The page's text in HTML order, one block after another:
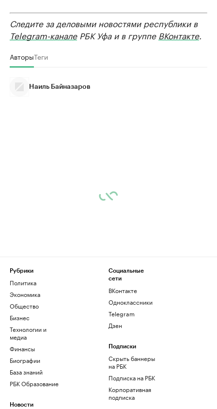
Следите за деловыми новостями республики в
Telegram-каналеРБК Уфа и в группе ВКонтакте.
АвторыТеги
Наиль Байназаров
Рубрики
Политика
Экономика
Общество
Бизнес
Технологии и
медиа
Финансы
Биографии
База знаний
РБК Образование
Новости
Социальные
сети
ВКонтакте
Одноклассники
Telegram
Дзен
Подписки
Скрыть баннеры
на РБК
Подписка на РБК
Корпоративная
подписка